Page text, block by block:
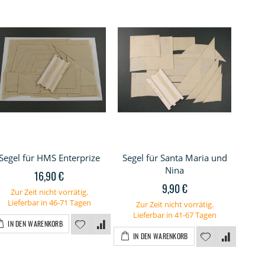
für HMS Enterprize
16,90 €
Zur Zeit nicht vorrätig.
Lieferbar in 46-71 Tagen
IN DEN WARENKORB
Segel für Santa Maria und
Nina
9,90 €
Zur Zeit nicht vorrätig.
Lieferbar in 41-67 Tagen
IN DEN WARENKORB